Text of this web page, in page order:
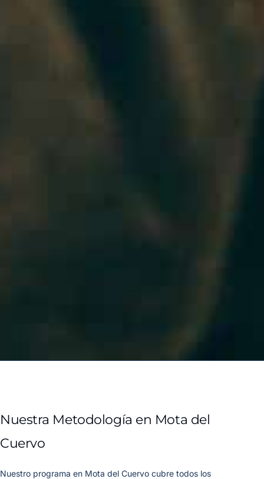
Nuestra Metodología en Mota del
Cuervo
Nuestro programa en Mota del Cuervo cubre todos los